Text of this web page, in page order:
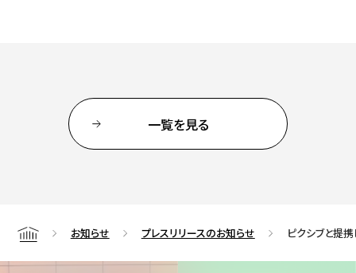
一覧を見る
Home お知らせ プレスリリースのお知らせ ピクシブと提